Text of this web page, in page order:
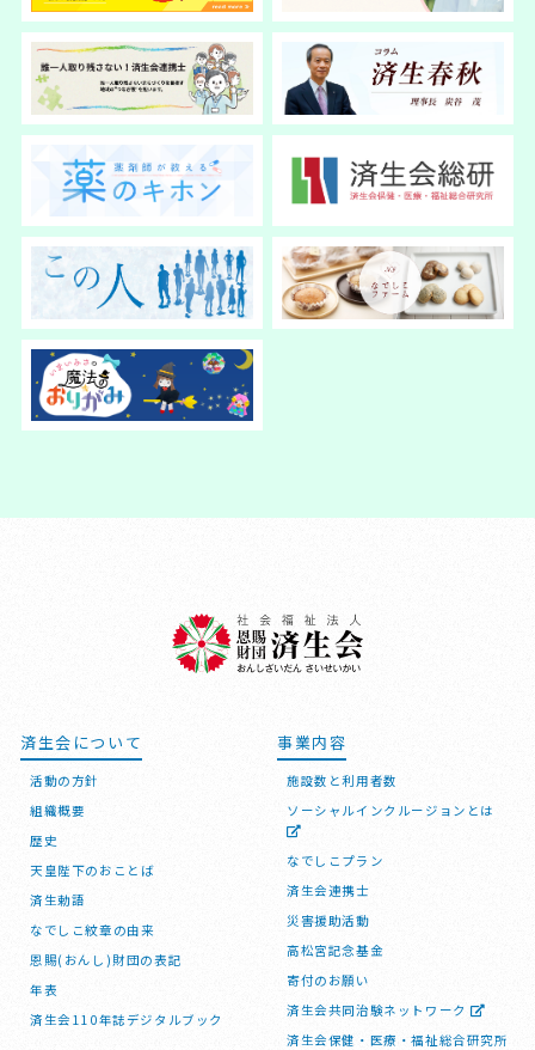
済生会について
活動の方針
組織概要
歴史
天皇陛下のおことば
済生勅語
なでしこ紋章の由来
恩賜(おんし)財団の表記
年表
済生会110年誌デジタルブック
事業内容
施設数と利用者数
ソーシャルインクルージョンとは
なでしこプラン
済生会連携士
災害援助活動
高松宮記念基金
寄付のお願い
済生会共同治験ネットワーク
済生会保健・医療・福祉総合研究所